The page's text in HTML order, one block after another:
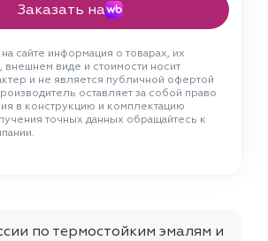
Заказать на
сайте информация о товарах, их
внешнем виде и стоимости носит
и не является публичной офертой
оставляет за собой право
в конструкцию и комплектацию
точных данных обращайтесь к
по термостойким эмалям и